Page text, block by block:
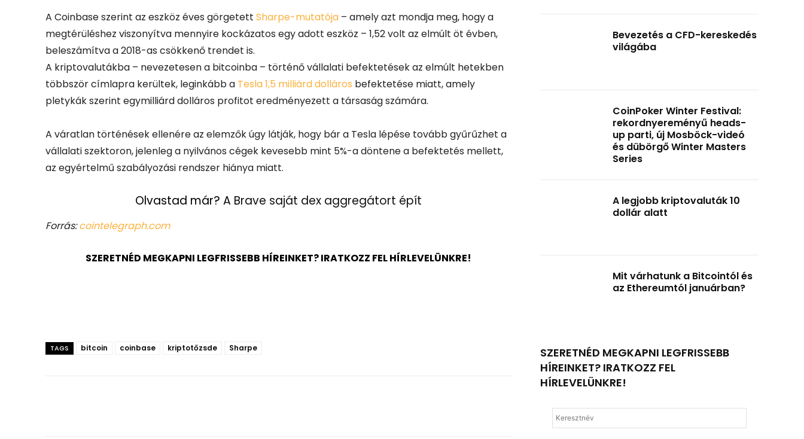
A Coinbase szerint az eszköz éves görgetett Sharpe-mutatója – amely azt mondja meg, hogy a
megtérüléshez viszonyítva mennyire kockázatos egy adott eszköz – 1,52 volt az elmúlt öt évben,
beleszámítva a 2018-as csökkenő trendet is.
A kriptovalutákba – nevezetesen a bitcoinba – történő vállalati befektetések az elmúlt hetekben
többször címlapra kerültek, leginkább a Tesla 1,5 milliárd dolláros befektetése miatt, amely
pletykák szerint egymilliárd dolláros profitot eredményezett a társaság számára.
A váratlan történések ellenére az elemzők úgy látják, hogy bár a Tesla lépése tovább gyűrűzhet a
vállalati szektoron, jelenleg a nyilvános cégek kevesebb mint 5%-a döntene a befektetés mellett,
az egyértelmű szabályozási rendszer hiánya miatt.
Olvastad már? A Brave saját dex aggregátort épít
Forrás:cointelegraph.com
SZERETNÉD MEGKAPNI LEGFRISSEBB HÍREINKET? IRATKOZZ FEL HÍRLEVELÜNKRE!
TAGS bitcoin coinbase kriptotőzsde Sharpe
Bevezetés a CFD-kereskedés
világába
CoinPoker Winter Festival:
rekordnyereményű heads-
up parti, új Mosböck-videó
és dübörgő Winter Masters
Series
A legjobb kriptovaluták 10
dollár alatt
Mit várhatunk a Bitcointól és
az Ethereumtól januárban?
SZERETNÉD MEGKAPNI LEGFRISSEBB
HÍREINKET? IRATKOZZ FEL
HÍRLEVELÜNKRE!